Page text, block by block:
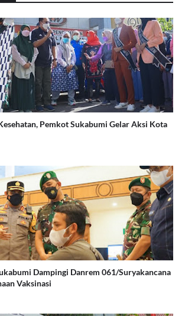
Pemkot Sukabumi Gelar Aksi Kota
Dampingi Danrem 061/Suryakancana
Vaksinasi